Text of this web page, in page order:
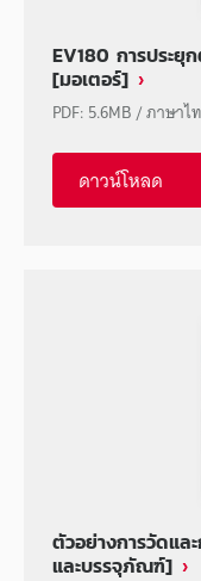
EV180 การประยุ
[มอเตอร์]
PDF: 5.6MB/ภาษาไ
ดาวน์โหลด
ตัวอย่างการวัดแล
และบรรจุภัณฑ์]